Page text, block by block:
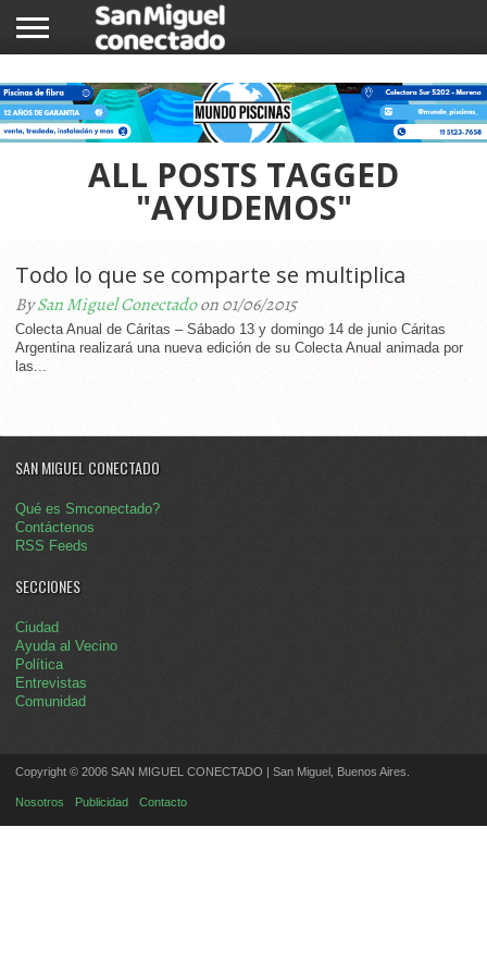
NOTICIAS
COMUNIDAD
COMERCIOS
ALL POSTS TAGGED
"AYUDEMOS"
Todo lo que se comparte se multiplica
BySan Miguel Conectadoon 01/06/2015
Colecta Anual de Cáritas – Sábado 13 y domingo 14 de junio Cáritas
Argentina realizará una nueva edición de su Colecta Anual animada por
las...
SAN MIGUEL CONECTADO
Qué es Smconectado?
Contáctenos
RSS Feeds
SECCIONES
Ciudad
Ayuda al Vecino
Política
Entrevistas
Comunidad
Copyright © 2006 SAN MIGUEL CONECTADO | San Miguel, Buenos Aires.
Nosotros Publicidad Contacto